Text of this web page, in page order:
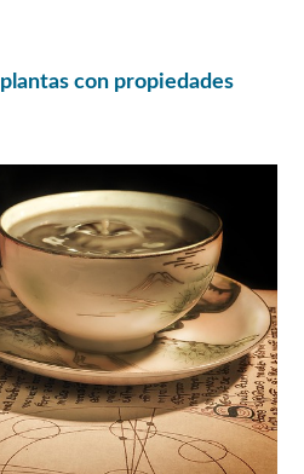
plantas con propiedades